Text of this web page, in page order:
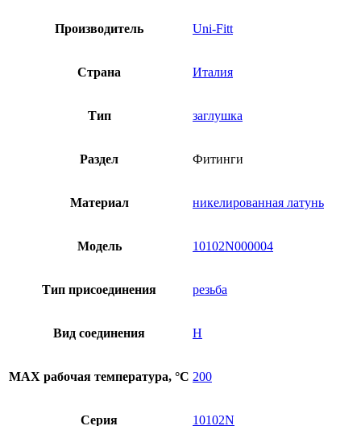
Производитель Uni-Fitt
Страна Италия
Тип заглушка
Раздел Фитинги
Материал никелированная латунь
Модель 10102N000004
Тип присоединения резьба
Вид соединения Н
MAX рабочая температура, °C 200